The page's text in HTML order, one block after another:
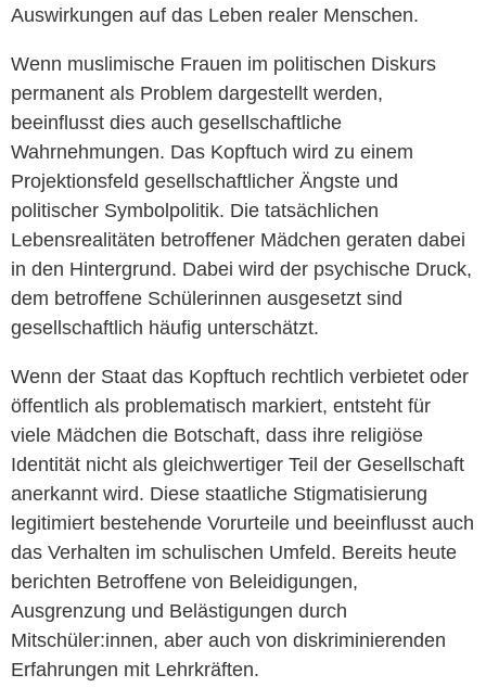
Auswirkungen auf das Leben realer Menschen.
Wenn muslimische Frauen im politischen Diskurs
permanent als Problem dargestellt werden,
beeinflusst dies auch gesellschaftliche
Wahrnehmungen. Das Kopftuch wird zu einem
Projektionsfeld gesellschaftlicher Ängste und
politischer Symbolpolitik. Die tatsächlichen
Lebensrealitäten betroffener Mädchen geraten dabei
in den Hintergrund. Dabei wird der psychische Druck,
dem betroffene Schülerinnen ausgesetzt sind
gesellschaftlich häufig unterschätzt.
Wenn der Staat das Kopftuch rechtlich verbietet oder
öffentlich als problematisch markiert, entsteht für
viele Mädchen die Botschaft, dass ihre religiöse
Identität nicht als gleichwertiger Teil der Gesellschaft
anerkannt wird. Diese staatliche Stigmatisierung
legitimiert bestehende Vorurteile und beeinflusst auch
das Verhalten im schulischen Umfeld. Bereits heute
berichten Betroffene von Beleidigungen,
Ausgrenzung und Belästigungen durch
Mitschüler:innen, aber auch von diskriminierenden
Erfahrungen mit Lehrkräften.